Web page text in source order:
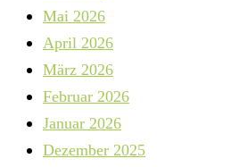
Mai 2026
April 2026
März 2026
Februar 2026
Januar 2026
Dezember 2025